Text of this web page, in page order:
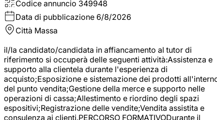
Codice annuncio 349948
Data di pubblicazione 6/8/2026
Città Massa
il/la candidato/candidata in affiancamento al tutor di
riferimento si occuperà delle seguenti attività:Assistenza e
supporto alla clientela durante l'esperienza di
acquisto;Esposizione e sistemazione dei prodotti
del punto vendita;Gestione della merce e supporto nelle
operazioni di cassa;Allestimento e riordino degli spazi
espositivi;Registrazione delle vendite;Vendita assistita e
consulenza ai clienti.PERCORSO FORMATIVODurante il